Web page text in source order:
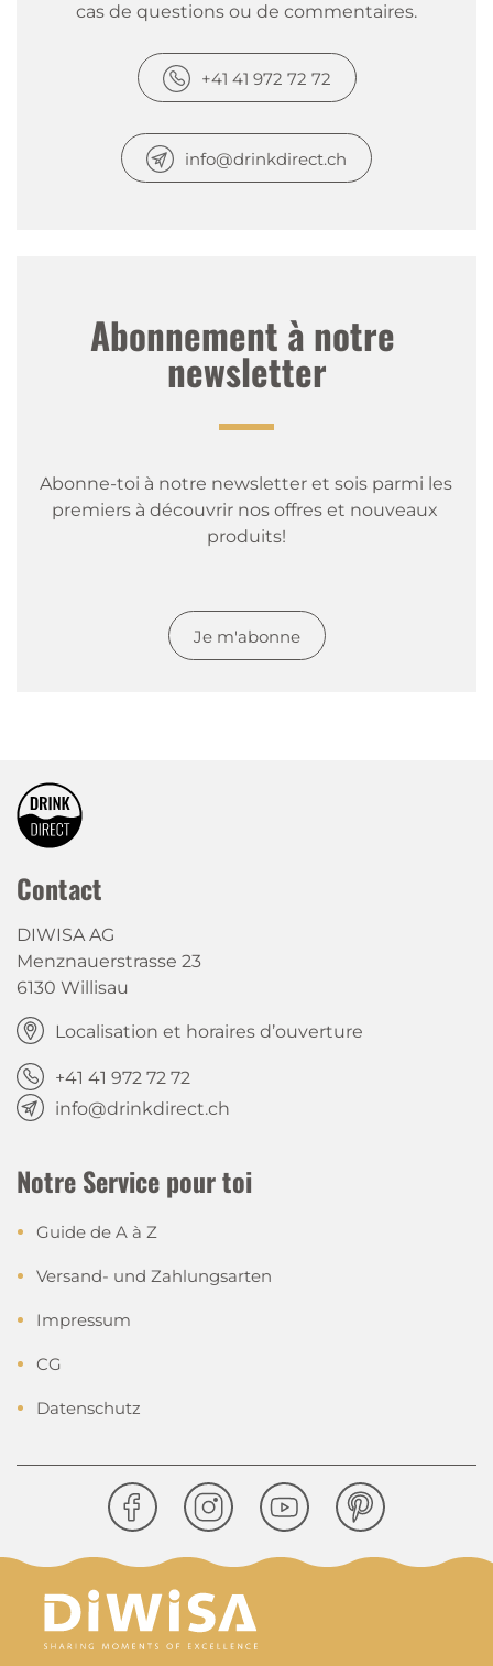
cas de questions ou de commentaires.
+41 41 972 72 72
info@drinkdirect.ch
Abonnement à notre
newsletter
Abonne-toi à notre newsletter et sois parmi les
premiers à découvrir nos offres et nouveaux
produits!
Je m'abonne
Contact
DIWISA AG
Menznauerstrasse 23
6130 Willisau
Localisation et horaires d’ouverture
+41 41 972 72 72
info@drinkdirect.ch
Notre Service pour toi
Guide de A à Z
Versand- und Zahlungsarten
Impressum
CG
Datenschutz